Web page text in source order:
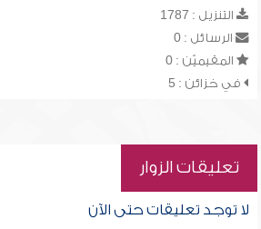
التنزيل : 1787
الرسائل : 0
المقيميّن : 0
في خزائن : 5
تعليقات الزوار
لا توجد تعليقات حتى الآن